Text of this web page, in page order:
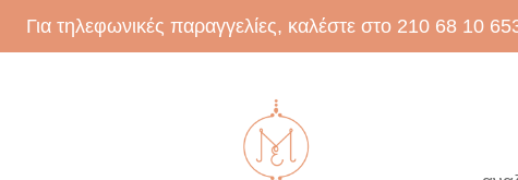
Για τηλεφωνικές παραγγελίες, καλέστε στο 210 68 10